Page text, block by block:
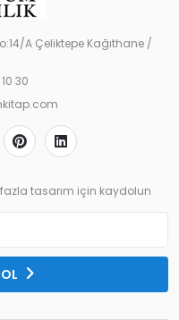
A Çeliktepe Kağıthane /
10 30
tasarım için kaydolun